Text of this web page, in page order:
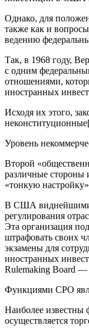
Однако, для
также как и
ведению
Так, в 1968 году,
с одним
отношениями,
иностранных
Исходя их этого,
неконституционные
Уровень
Второй
различные стороны
«тонкую
В США виднейшими
регулирования
Эта организация
штрафовать своих
экзамены для
иностранных
Rulemaking Board
Функциями СРО
Наиболее
осуществляется